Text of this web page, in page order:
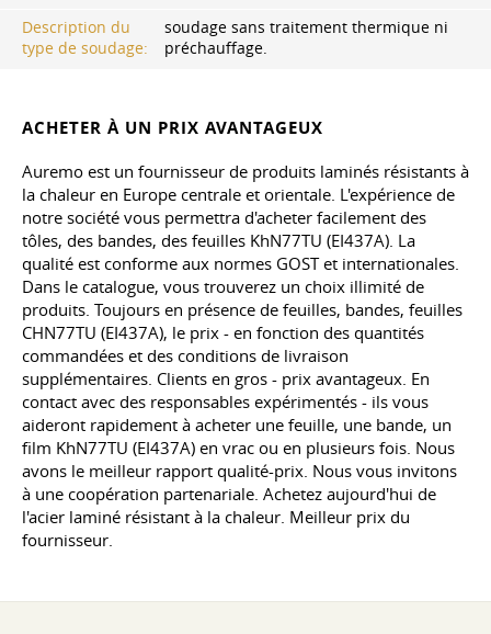
Description du
type de soudage:
soudage sans traitement thermique ni
préchauffage.
ACHETER À UN PRIX AVANTAGEUX
Auremo est un fournisseur de produits laminés résistants à
la chaleur en Europe centrale et orientale. L'expérience de
notre société vous permettra d'acheter facilement des
tôles, des bandes, des feuilles KhN77TU (EI437A). La
qualité est conforme aux normes GOST et internationales.
Dans le catalogue, vous trouverez un choix illimité de
produits. Toujours en présence de feuilles, bandes, feuilles
CHN77TU (EI437A), le prix - en fonction des quantités
commandées et des conditions de livraison
supplémentaires. Clients en gros - prix avantageux. En
contact avec des responsables expérimentés - ils vous
aideront rapidement à acheter une feuille, une bande, un
film KhN77TU (EI437A) en vrac ou en plusieurs fois. Nous
avons le meilleur rapport qualité-prix. Nous vous invitons
à une coopération partenariale. Achetez aujourd'hui de
l'acier laminé résistant à la chaleur. Meilleur prix du
fournisseur.